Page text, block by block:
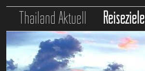
Thailand Aktuell Reiseziele